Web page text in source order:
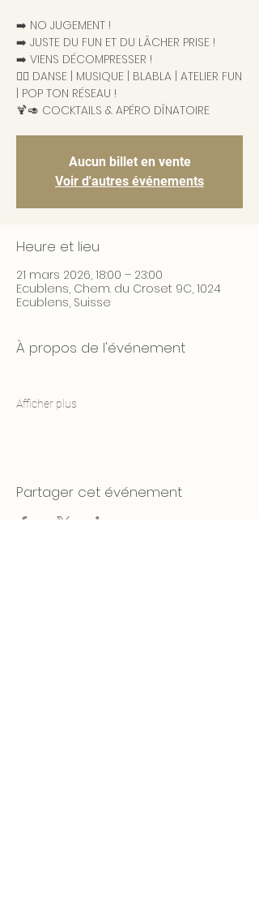
➡️ NO JUGEMENT !
➡️ JUSTE DU FUN ET DU LÂCHER PRISE !
➡️ VIENS DÉCOMPRESSER !
👉🏻 DANSE | MUSIQUE | BLABLA | ATELIER FUN
| POP TON RÉSEAU !
🍹🥑 COCKTAILS & APÉRO DÎNATOIRE
Aucun billet en vente
Voir d'autres événements
Heure et lieu
21 mars 2026, 18:00 – 23:00
Ecublens, Chem. du Croset 9C, 1024
Ecublens, Suisse
À propos de l'événement
Afficher plus
Partager cet événement